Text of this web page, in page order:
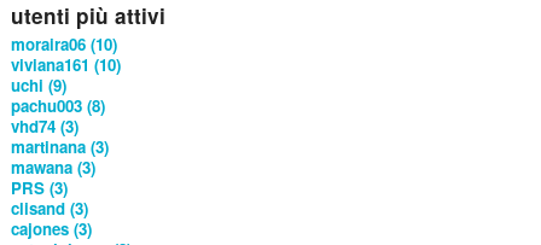
utenti più attivi
moraira06 (10)
viviana161 (10)
uchi (9)
pachu003 (8)
vhd74 (3)
martinana (3)
mawana (3)
PRS (3)
clisand (3)
cajones (3)